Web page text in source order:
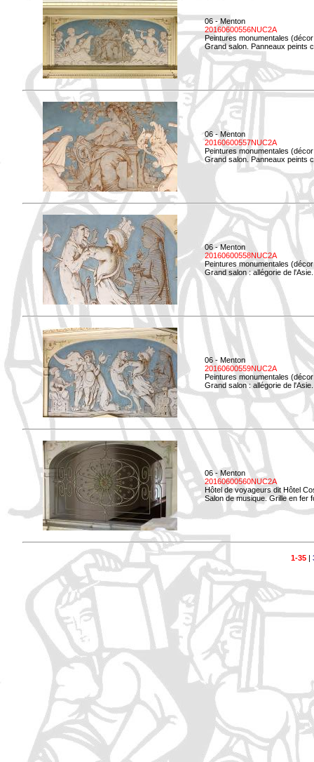
06 - Menton
20160600556NUC2A
Peintures monumentales
Grand salon. Panneaux peints
06 - Menton
20160600557NUC2A
Peintures monumentales
Grand salon. Panneaux peints
06 - Menton
20160600558NUC2A
Peintures monumentales
Grand salon : allégorie de
06 - Menton
20160600559NUC2A
Peintures monumentales
Grand salon : allégorie de l'Asie.
06 - Menton
20160600560NUC2A
Hôtel de voyageurs dit Hôtel
Salon de musique. Grille en fer
1-35|